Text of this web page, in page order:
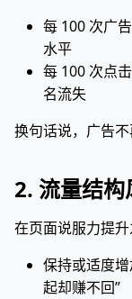
每 100 次广
水平
每 100 次点
名流失
换句话说，广告不
2. 流量结
在页面说服力提升
保持或适度
起却赚不回”